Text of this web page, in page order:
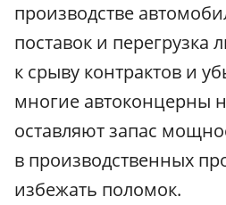
производстве
поставок и перегрузка
к срыву контрактов и
многие автоконцерны
оставляют запас
в производственных
избежать поломок.